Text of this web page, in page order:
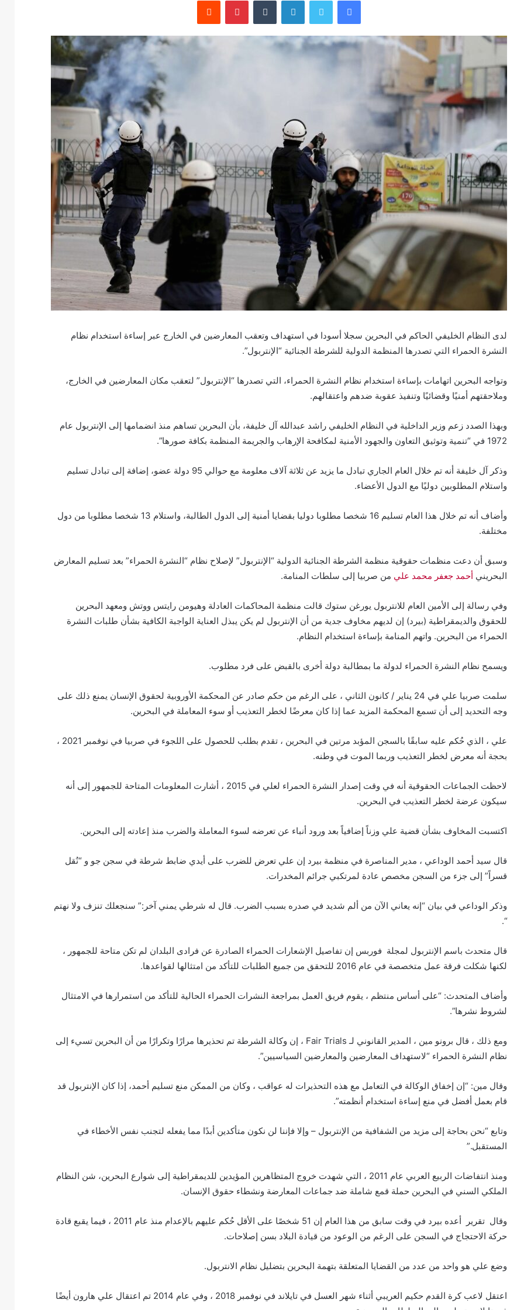
لدى النظام الخليفي الحاكم في البحرين سجلا أسودا في استهداف وتعقب المعارضين في الخارج عبر إساءة استخدام نظام
النشرة الحمراء التي تصدرها المنظمة الدولية للشرطة الجنائية “الإنتربول”.
وتواجه البحرين اتهامات بإساءة استخدام نظام النشرة الحمراء، التي تصدرها “الإنتربول” لتعقب مكان المعارضين في الخارج،
وملاحقتهم أمنيًا وقضائيًا وتنفيذ عقوبة ضدهم واعتقالهم.
وبهذا الصدد زعم وزير الداخلية في النظام الخليفي راشد عبدالله آل خليفة، بأن البحرين تساهم منذ انضمامها إلى الإنتربول عام
1972 في “تنمية وتوثيق التعاون والجهود الأمنية لمكافحة الإرهاب والجريمة المنظمة بكافة صورها”.
وذكر آل خليفة أنه تم خلال العام الجاري تبادل ما يزيد عن ثلاثة آلاف معلومة مع حوالي 95 دولة عضو، إضافة إلى تبادل تسليم
واستلام المطلوبين دوليًا مع الدول الأعضاء.
وأضاف أنه تم خلال هذا العام تسليم 16 شخصا مطلوبا دوليا بقضايا أمنية إلى الدول الطالبة، واستلام 13 شخصا مطلوبا من دول
مختلفة.
وسبق أن دعت منظمات حقوقية منظمة الشرطة الجنائية الدولية “الإنتربول” لإصلاح نظام “النشرة الحمراء” بعد تسليم المعارض
البحريني أحمد جعفر محمد علي من صربيا إلى سلطات المنامة.
وفي رسالة إلى الأمين العام للانتربول يورغن ستوك قالت منظمة المحاكمات العادلة وهيومن رايتس ووتش ومعهد البحرين
للحقوق والديمقراطية (بيرد) إن لديهم مخاوف جدية من أن الإنتربول لم يكن يبذل العناية الواجبة الكافية بشأن طلبات النشرة
الحمراء من البحرين. واتهم المنامة بإساءة استخدام النظام.
ويسمح نظام النشرة الحمراء لدولة ما بمطالبة دولة أخرى بالقبض على فرد مطلوب.
سلمت صربيا علي في 24 يناير / كانون الثاني ، على الرغم من حكم صادر عن المحكمة الأوروبية لحقوق الإنسان يمنع ذلك على
وجه التحديد إلى أن تسمع المحكمة المزيد عما إذا كان معرضًا لخطر التعذيب أو سوء المعاملة في البحرين.
علي ، الذي حُكم عليه سابقًا بالسجن المؤبد مرتين في البحرين ، تقدم بطلب للحصول على اللجوء في صربيا في نوفمبر 2021 ،
بحجة أنه معرض لخطر التعذيب وربما الموت في وطنه.
لاحظت الجماعات الحقوقية أنه في وقت إصدار النشرة الحمراء لعلي في 2015 ، أشارت المعلومات المتاحة للجمهور إلى أنه
سيكون عرضة لخطر التعذيب في البحرين.
اكتسبت المخاوف بشأن قضية علي وزناً إضافياً بعد ورود أنباء عن تعرضه لسوء المعاملة والضرب منذ إعادته إلى البحرين.
قال سيد أحمد الوداعي ، مدير المناصرة في منظمة بيرد إن علي تعرض للضرب على أيدي ضابط شرطة في سجن جو و “نُقل
قسراً” إلى جزء من السجن مخصص عادة لمرتكبي جرائم المخدرات.
وذكر الوداعي في بيان “إنه يعاني الآن من ألم شديد في صدره بسبب الضرب. قال له شرطي يمني آخر:” سنجعلك تنزف ولا نهتم
“.
قال متحدث باسم الإنتربول لمجلة فوربس إن تفاصيل الإشعارات الحمراء الصادرة عن فرادى البلدان لم تكن متاحة للجمهور ،
لكنها شكلت فرقة عمل متخصصة في عام 2016 للتحقق من جميع الطلبات للتأكد من امتثالها لقواعدها.
وأضاف المتحدث: “على أساس منتظم ، يقوم فريق العمل بمراجعة النشرات الحمراء الحالية للتأكد من استمرارها في الامتثال
لشروط نشرها”.
ومع ذلك ، قال برونو مين ، المدير القانوني لـ Fair Trials ، إن وكالة الشرطة تم تحذيرها مرارًا وتكرارًا من أن البحرين تسيء إلى
نظام النشرة الحمراء “لاستهداف المعارضين والمعارضين السياسيين”.
وقال مين: “إن إخفاق الوكالة في التعامل مع هذه التحذيرات له عواقب ، وكان من الممكن منع تسليم أحمد، إذا كان الإنتربول قد
قام بعمل أفضل في منع إساءة استخدام أنظمته”.
وتابع “نحن بحاجة إلى مزيد من الشفافية من الإنتربول – وإلا فإننا لن نكون متأكدين أبدًا مما يفعله لتجنب نفس الأخطاء في
المستقبل.”
ومنذ انتفاضات الربيع العربي عام 2011 ، التي شهدت خروج المتظاهرين المؤيدين للديمقراطية إلى شوارع البحرين، شن النظام
الملكي السني في البحرين حملة قمع شاملة ضد جماعات المعارضة ونشطاء حقوق الإنسان.
وقال تقرير أعده بيرد في وقت سابق من هذا العام إن 51 شخصًا على الأقل حُكم عليهم بالإعدام منذ عام 2011 ، فيما يقبع قادة
حركة الاحتجاج في السجن على الرغم من الوعود من قيادة البلاد بسن إصلاحات.
وضع علي هو واحد من عدد من القضايا المتعلقة بتهمة البحرين بتضليل نظام الانتربول.
اعتقل لاعب كرة القدم حكيم العريبي أثناء شهر العسل في تايلاند في نوفمبر 2018 ، وفي عام 2014 تم اعتقال علي هارون أيضًا